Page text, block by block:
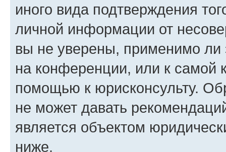
иного вида подтверждения
личной информации от
вы не уверены, применимо ли
на конференции, или к самой
помощью к юрисконсульту.
не может давать
является объектом
ниже.